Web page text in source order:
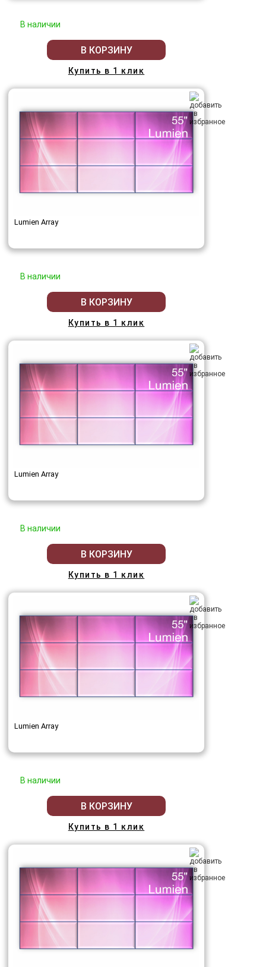
В наличии
В КОРЗИНУ
Купить в 1 клик
Lumien Array
В наличии
В КОРЗИНУ
Купить в 1 клик
Lumien Array
В наличии
В КОРЗИНУ
Купить в 1 клик
Lumien Array
В наличии
В КОРЗИНУ
Купить в 1 клик